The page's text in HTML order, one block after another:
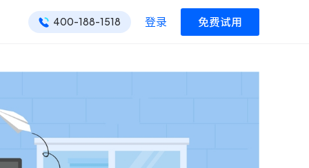
400-188-1518 登录 免费试用